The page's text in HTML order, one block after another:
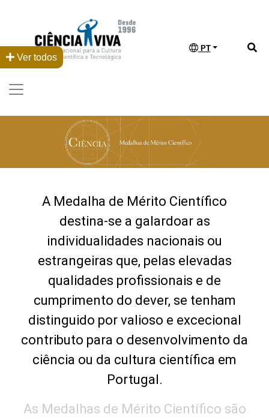
PT
A Medalha de Mérito Científico
destina-se a galardoar as
individualidades nacionais ou
estrangeiras que, pelas elevadas
qualidades profissionais e de
cumprimento do dever, se tenham
distinguido por valioso e excecional
contributo para o desenvolvimento da
ciência ou da cultura científica em
Portugal.
As Medalhas de Mérito Científico são
Ver todos